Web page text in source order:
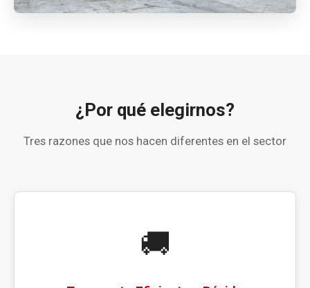
¿Por qué elegirnos?
Tres razones que nos hacen diferentes en el sector
🚚